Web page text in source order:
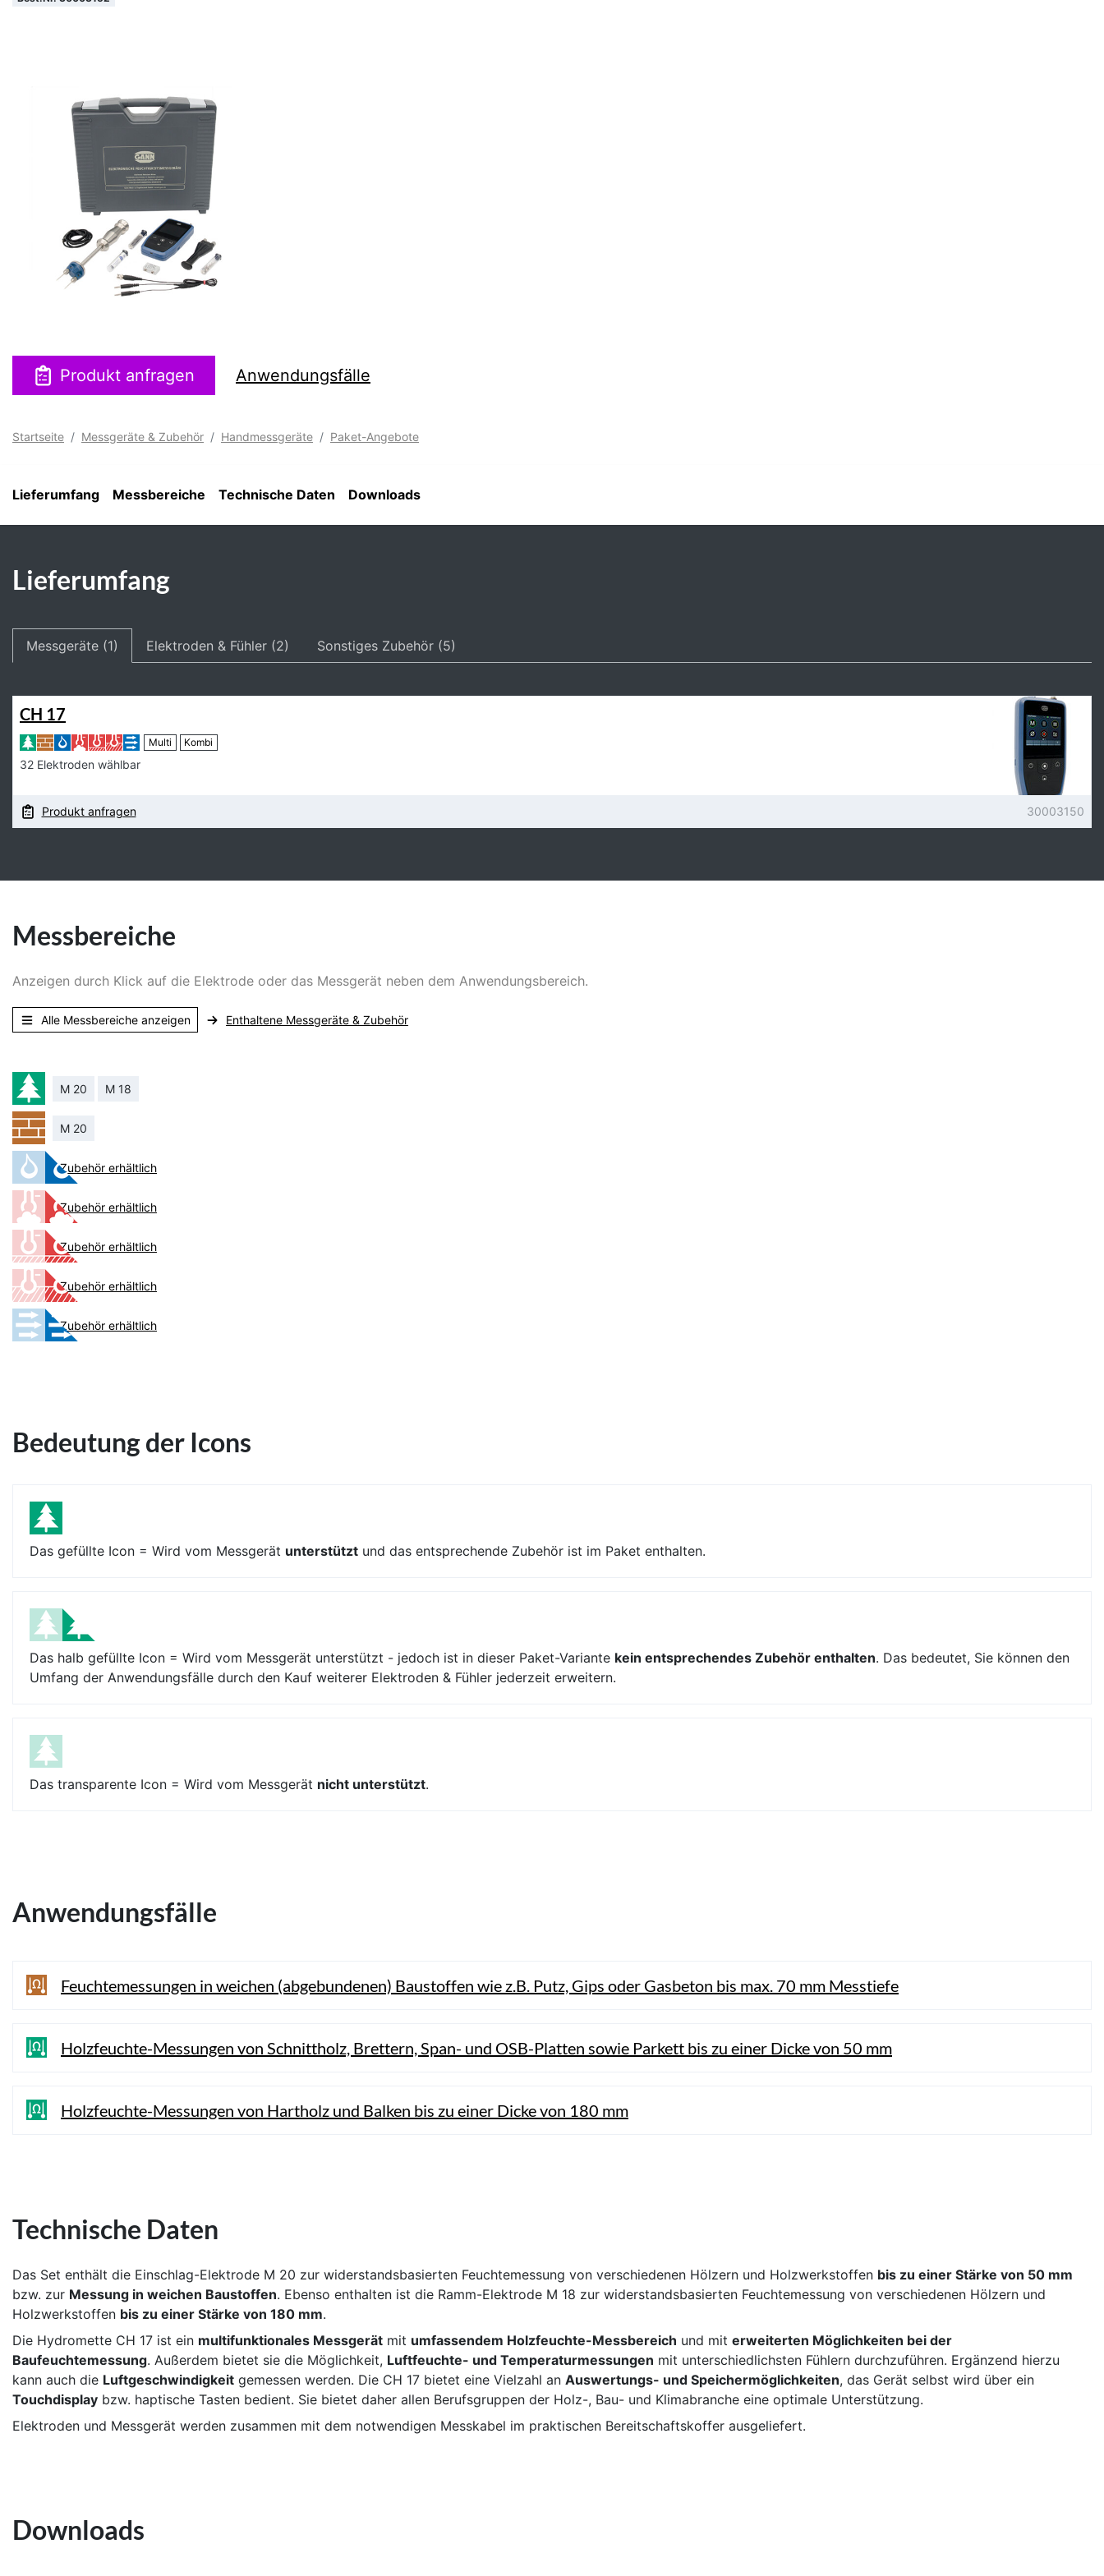
Produkt anfragen Anwendungsfälle
Startseite Messgeräte & Zubehör Handmessgeräte Paket-Angebote
Lieferumfang Messbereiche Technische Daten Downloads
Lieferumfang
Messgeräte (1) Elektroden & Fühler (2) Sonstiges Zubehör (5)
CH 17
Multi Kombi
32 Elektroden wählbar
Produkt anfragen 30003150
Messbereiche
Anzeigen durch Klick auf die Elektrode oder das Messgerät neben dem Anwendungsbereich.
Alle Messbereiche anzeigen Enthaltene Messgeräte & Zubehör
M 20 M 18
M 20
Zubehör erhältlich
Zubehör erhältlich
Zubehör erhältlich
Zubehör erhältlich
Zubehör erhältlich
Bedeutung der Icons
Das gefüllte Icon = Wird vom Messgerät unterstützt und das entsprechende Zubehör ist im Paket enthalten.
Das halb gefüllte Icon = Wird vom Messgerät unterstützt - jedoch ist in dieser Paket-Variante kein entsprechendes Zubehör enthalten. Das bedeutet, Sie können den
Umfang der Anwendungsfälle durch den Kauf weiterer Elektroden & Fühler jederzeit erweitern.
Das transparente Icon = Wird vom Messgerät nicht unterstützt.
Anwendungsfälle
Feuchtemessungen in weichen (abgebundenen) Baustoffen wie z.B. Putz, Gips oder Gasbeton bis max. 70 mm Messtiefe
Holzfeuchte-Messungen von Schnittholz, Brettern, Span- und OSB-Platten sowie Parkett bis zu einer Dicke von 50 mm
Holzfeuchte-Messungen von Hartholz und Balken bis zu einer Dicke von 180 mm
Technische Daten
Das Set enthält die Einschlag-Elektrode M 20 zur widerstandsbasierten Feuchtemessung von verschiedenen Hölzern und Holzwerkstoffen bis zu einer Stärke von 50 mm
bzw. zur Messung in weichen Baustoffen. Ebenso enthalten ist die Ramm-Elektrode M 18 zur widerstandsbasierten Feuchtemessung von verschiedenen Hölzern und
Holzwerkstoffen bis zu einer Stärke von 180 mm.
Die Hydromette CH 17 ist ein multifunktionales Messgerät mit umfassendem Holzfeuchte-Messbereich und mit erweiterten Möglichkeiten bei der
Baufeuchtemessung. Außerdem bietet sie die Möglichkeit, Luftfeuchte- und Temperaturmessungen mit unterschiedlichsten Fühlern durchzuführen. Ergänzend hierzu
kann auch die Luftgeschwindigkeit gemessen werden. Die CH 17 bietet eine Vielzahl an Auswertungs- und Speichermöglichkeiten, das Gerät selbst wird über ein
Touchdisplay bzw. haptische Tasten bedient. Sie bietet daher allen Berufsgruppen der Holz-, Bau- und Klimabranche eine optimale Unterstützung.
Elektroden und Messgerät werden zusammen mit dem notwendigen Messkabel im praktischen Bereitschaftskoffer ausgeliefert.
Downloads